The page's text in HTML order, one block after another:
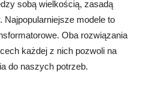
sobą wielkością, zasadą
Najpopularniejsze modele to
Oba rozwiązania
każdej z nich pozwoli na
do naszych potrzeb.